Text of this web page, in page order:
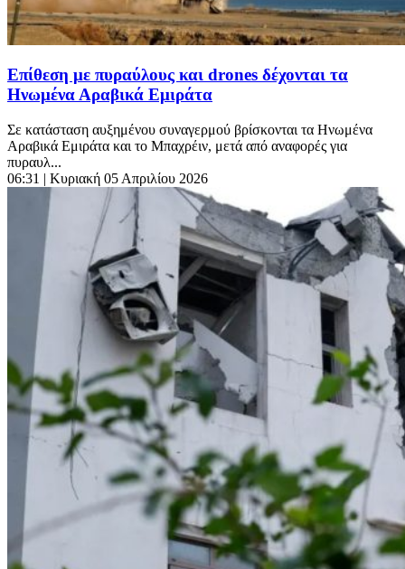
Επίθεση με πυραύλους και drones δέχονται τα
Ηνωμένα Αραβικά Εμιράτα
Σε κατάσταση αυξημένου συναγερμού βρίσκονται τα Ηνωμένα
Αραβικά Εμιράτα και το Μπαχρέιν, μετά από αναφορές για
πυραυλ...
06:31 | Κυριακή 05 Απριλίου 2026